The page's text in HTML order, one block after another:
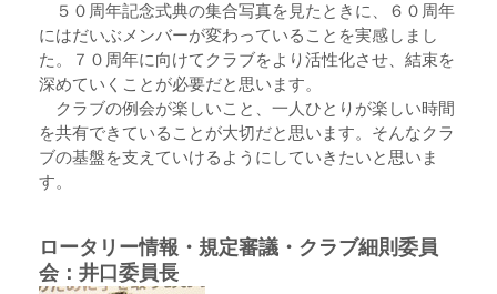
５０周年記念式典の集合写真を見たときに、６０周年
にはだいぶメンバーが変わっていることを実感しまし
た。７０周年に向けてクラブをより活性化させ、結束を
深めていくことが必要だと思います。
クラブの例会が楽しいこと、一人ひとりが楽しい時間
を共有できていることが大切だと思います。そんなクラ
ブの基盤を支えていけるようにしていきたいと思いま
す。
ロータリー情報・規定審議・クラブ細則委員
会：井口委員長